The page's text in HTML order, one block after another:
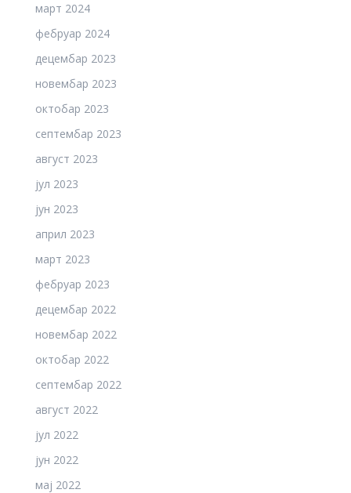
март 2024
фебруар 2024
децембар 2023
новембар 2023
октобар 2023
септембар 2023
август 2023
јул 2023
јун 2023
април 2023
март 2023
фебруар 2023
децембар 2022
новембар 2022
октобар 2022
септембар 2022
август 2022
јул 2022
јун 2022
мај 2022